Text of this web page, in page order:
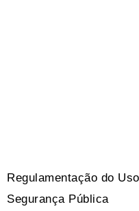
Regulamentação do
Segurança Pública